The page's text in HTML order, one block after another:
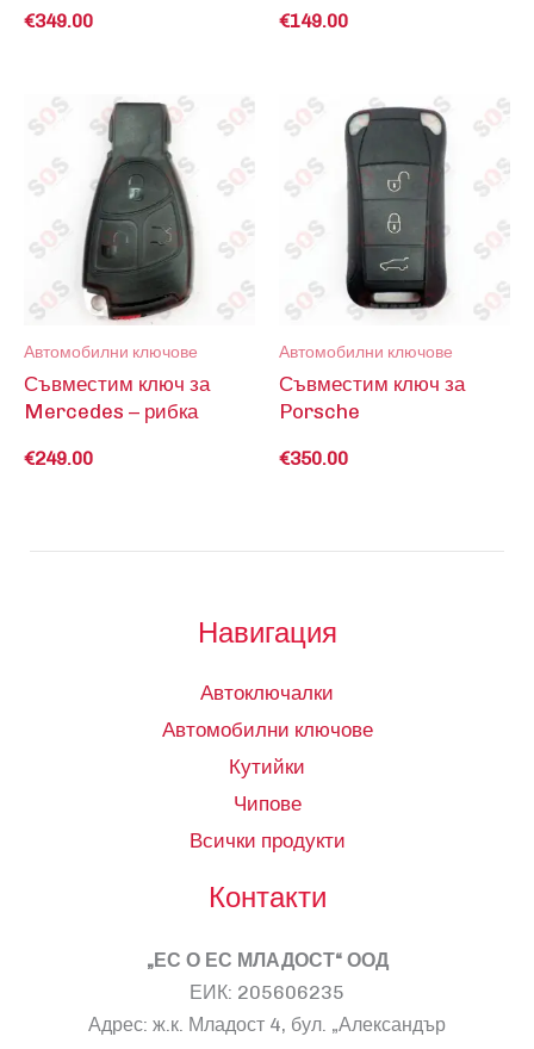
€349.00 €149.00
Автомобилни ключове
Съвместим ключ за
Mercedes – рибка
€249.00
Автомобилни ключове
Съвместим ключ за
Porsche
€350.00
Навигация
Автоключалки
Автомобилни ключове
Кутийки
Чипове
Всички продукти
Контакти
„ЕС О ЕС МЛАДОСТ“ ООД
ЕИК: 205606235
Адрес: ж.к. Младост 4, бул. „Александър